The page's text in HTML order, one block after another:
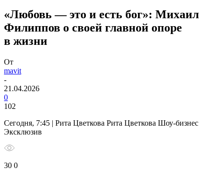
«Любовь — это и есть бог»: Михаил
Филиппов о своей главной опоре
в жизни
От
mavit
-
21.04.2026
0
102
Сегодня, 7:45 | Рита Цветкова Рита Цветкова Шоу-бизнес
Эксклюзив
30 0